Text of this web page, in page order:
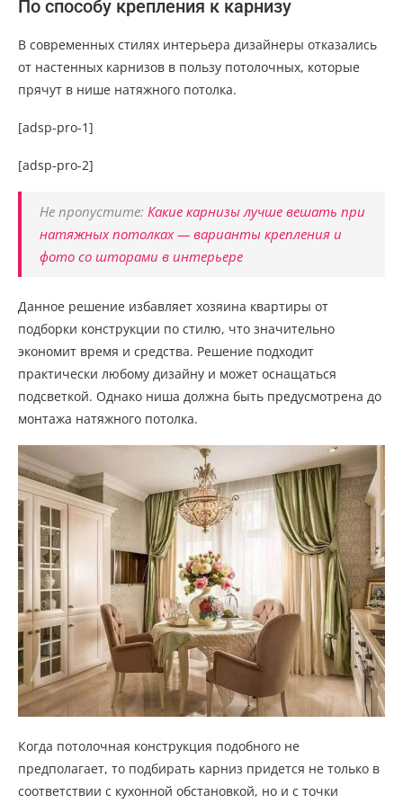
По способу крепления к карнизу
В современных стилях интерьера дизайнеры отказались
от настенных карнизов в пользу потолочных, которые
прячут в нише натяжного потолка.
[adsp-pro-1]
[adsp-pro-2]
Не пропустите: Какие карнизы лучше вешать при
натяжных потолках — варианты крепления и
фото со шторами в интерьере
Данное решение избавляет хозяина квартиры от
подборки конструкции по стилю, что значительно
экономит время и средства. Решение подходит
практически любому дизайну и может оснащаться
подсветкой. Однако ниша должна быть предусмотрена до
монтажа натяжного потолка.
Когда потолочная конструкция подобного не
предполагает, то подбирать карниз придется не только в
соответствии с кухонной обстановкой, но и с точки